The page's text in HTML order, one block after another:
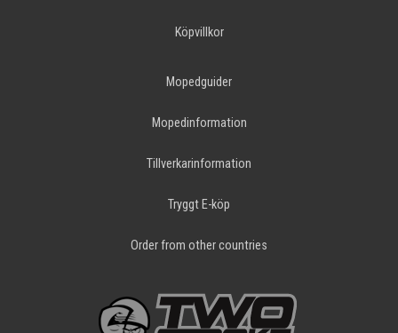
Köpvillkor
Mopedguider
Mopedinformation
Tillverkarinformation
Tryggt E-köp
Order from other countries